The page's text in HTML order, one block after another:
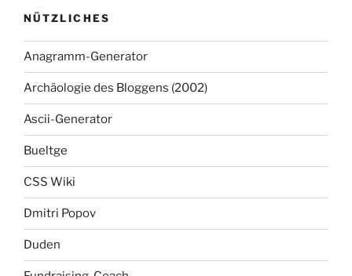
NÜTZLICHES
Anagramm-Generator
Archäologie des Bloggens (2002)
Ascii-Generator
Bueltge
CSS Wiki
Dmitri Popov
Duden